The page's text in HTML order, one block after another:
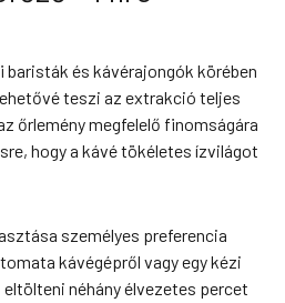
és kávérajongók körében
teszi az extrakció teljes
őrlemény megfelelő finomságára
hogy a kávé tökéletes ízvilágot
személyes preferencia
kávégépről vagy egy kézi
néhány élvezetes percet